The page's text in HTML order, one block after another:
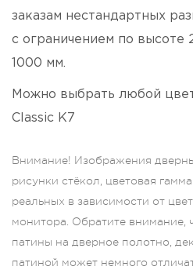
заказам нестандартных
с ограничением по
1000 мм.
Можно выбрать любой
Classic K7
Внимание! Изображения
рисунки стёкол, цветовая
реальных в зависимости от
монитора. Обратите внимание,
патины на дверное полотно,
патиной может немного